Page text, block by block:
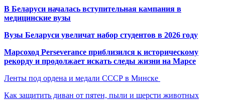
В Беларуси началась вступительная кампания в
медицинские вузы
Вузы Беларуси увеличат набор студентов в 2026 году
Марсоход Perseverance приблизился к историческому
рекорду и продолжает искать следы жизни на Марсе
Ленты под ордена и медали СССР в Минске
Как защитить диван от пятен, пыли и шерсти животных